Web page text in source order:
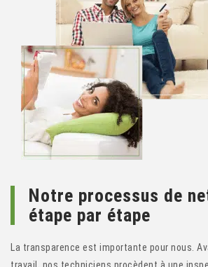
Notre processus de
étape par étape
La transparence est importante pour nous.